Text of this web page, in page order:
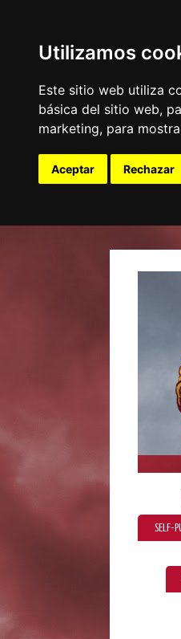
Utilizamos
Este sitio web utiliza
básica del sitio web,
marketing, para
Aceptar Rechazar
SELF-